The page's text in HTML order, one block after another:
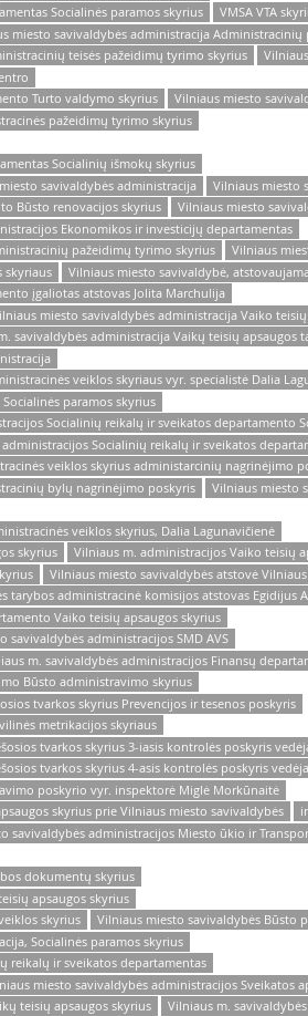
Socialinės paramos skyrius
VMSA VTA
miesto savivaldybės administracija
teisės pažeidimų tyrimo skyrius
Turto valdymo skyrius
Vilniaus miesto
pažeidimų tyrimo skyrius
Socialinių išmokų skyrius
savivaldybės administracija
Vilniaus miesto
Būsto renovacijos skyrius
Vilniaus miesto
Ekonomikos ir investicijų departamentas
pažeidimų tyrimo skyrius
Vilniaus
skyriaus
Vilniaus miesto savivaldybė,
įgaliotas atstovas Jolita Marchulija
miesto savivaldybės administracija Vaiko
savivaldybės administracija Vaikų teisių apsaugos
veiklos skyriaus vyr. specialistė Dalia
paramos skyrius
Socialinių reikalų ir sveikatos departamento
Socialinių reikalų ir sveikatos
veiklos skyrius administarcinių nagrinėjimo
bylų nagrinėjimo poskyris
Vilniaus miesto
veiklos skyrius, Dalia Lagunavičienė
skyrius
Vilniaus m. administracijos Vaiko teisių
Vilniaus miesto savivaldybės atstovė
tarybos administracinė komisijos atstovas Egidijus
Vaiko teisių apsaugos skyrius
savivaldybės administracijos SMD AVS
m. savivaldybės administracijos Finansų
Būsto administravimo skyrius
tvarkos skyrius Prevencijos ir tesenos poskyris
metrikacijos skyriaus
tvarkos skyrius 3-iasis kontrolės poskyris
tvarkos skyrius 4-asis kontrolės poskyris
poskyrio vyr. inspektorė Miglė Morkūnaitė
skyrius prie Vilniaus miesto savivaldybės
savivaldybės administracijos Miesto ūkio ir
dokumentų skyrius
apsaugos skyrius
skyrius
Vilniaus miesto savivaldybės Būsto
Socialinės paramos skyrius
reikalų ir sveikatos departamentas
miesto savivaldybės administracijos Sveikatos
teisių apsaugos skyrius
Vilniaus m.